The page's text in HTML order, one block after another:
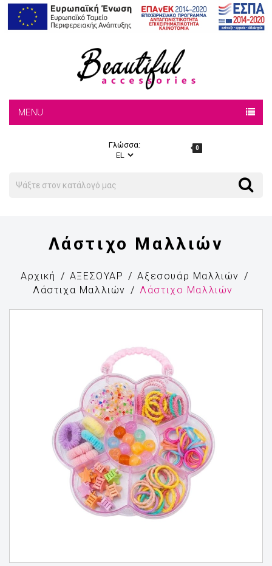
MENU
Γλώσσα: 0
Search
Λάστιχο Μαλλιών
Αρχική ΑΞΕΣΟΥΑΡ
Αξεσουάρ Μαλλιών
Λάστιχα Μαλλιών
Λάστιχο Μαλλιών